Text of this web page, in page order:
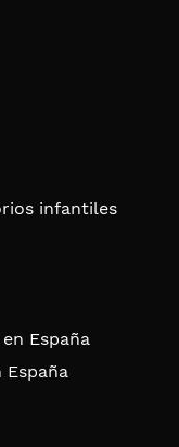
infantiles
España